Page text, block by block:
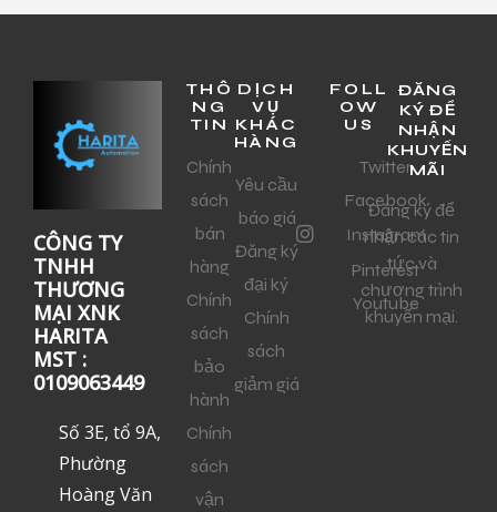
CÔNG TY
TNHH
THƯƠNG
MẠI XNK
HARITA
MST :
0109063449
Số 3E, tổ 9A,
Phường
Hoàng Văn
THÔ
NG
TIN
Chính
sách
bán
hàng
Chính
sách
bảo
hành
Chính
sách
vận
DỊCH
VỤ
KHÁC
HÀNG
Yêu cầu
báo giá
Đăng ký
đại ký
Chính
sách
giảm giá
FOLL
OW
US
Twitter
Facebook
Instagram
Pinterest
Youtube
ĐĂNG
KÝ ĐỂ
NHẬN
KHUYẾN
MÃI
Đăng ký để
nhận các tin
tức và
chương trình
khuyến mại.